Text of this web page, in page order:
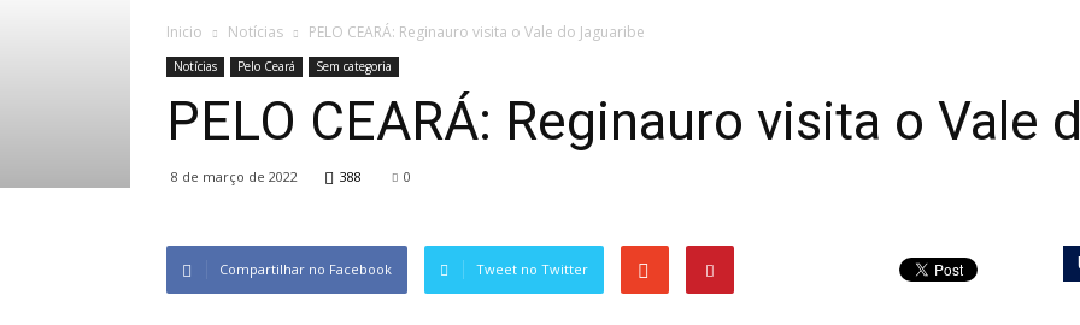
Inicio Notícias PELO CEARÁ: Reginauro visita o Vale do Jaguaribe
Notícias Pelo Ceará Sem categoria
PELO CEARÁ: Reginauro visita o Vale
8 de março de 2022 388 0
Compartilhar no Facebook Tweet no Twitter